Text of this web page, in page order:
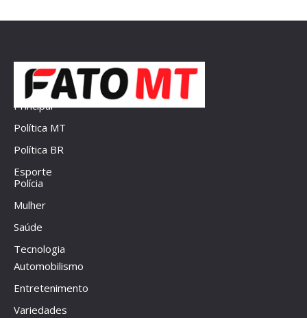
Principal
Política MT
Política BR
Esporte
Polícia
Mulher
Saúde
Tecnologia
Automobilismo
Entretenimento
Variedades